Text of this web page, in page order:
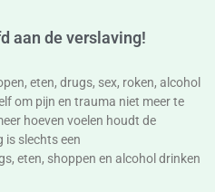
aan de verslaving!
eten, drugs, sex, roken, alcohol
om pijn en trauma niet meer te
hoeven voelen houdt de
is slechts een
eten, shoppen en alcohol drinken